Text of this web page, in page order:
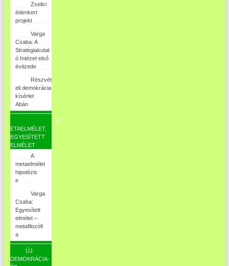
Zselici
édenkert
projekt
Varga
Csaba: A
Stratégiakutat
ó Intézet első
évtizede
Részvét
eli demokrácia
kísérlet
Abán
M
ETAELMÉLET,
EGYESÍTETT
ELMÉLET
A
metaelmélet
hipotézis
e
Varga
Csaba:
Egyesített
elmélet –
metafilozófi
a
ÚJ
DEMOKRÁCIA-